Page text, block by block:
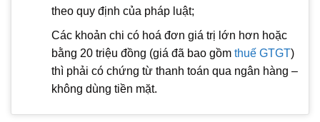
theo quy định của pháp luật;
Các khoản chi có hoá đơn giá trị lớn hơn hoặc
bằng 20 triệu đồng (giá đã bao gồm thuế GTGT)
thì phải có chứng từ thanh toán qua ngân hàng –
không dùng tiền mặt.